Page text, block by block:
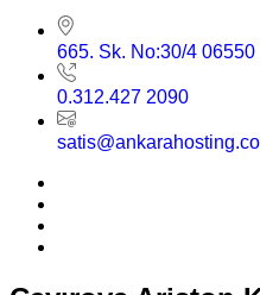
665. Sk. No:30/4
0.312.427 2090